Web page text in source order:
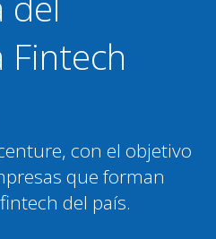
Fintech
con el objetivo
que forman
del país.